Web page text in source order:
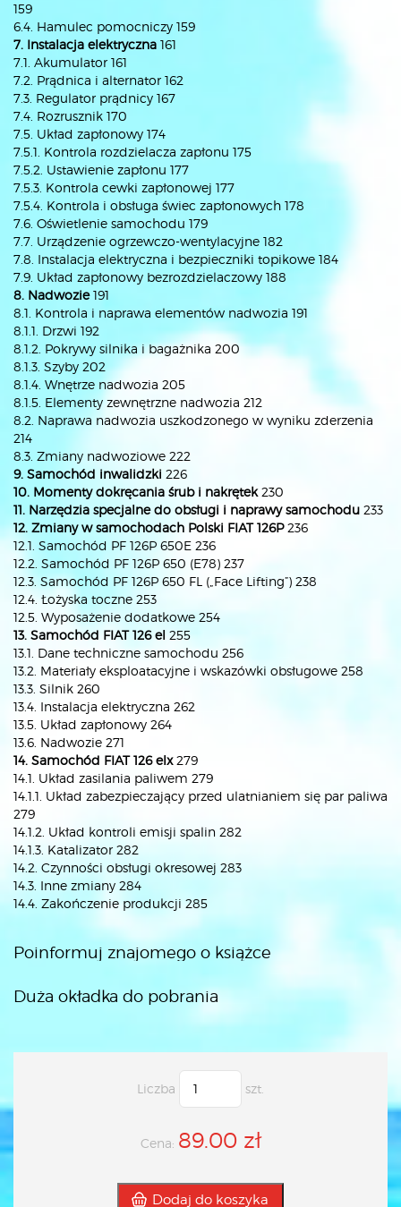
159
6.4. Hamulec pomocniczy 159
7. Instalacja elektryczna 161
7.1. Akumulator 161
7.2. Prądnica i alternator 162
7.3. Regulator prądnicy 167
7.4. Rozrusznik 170
7.5. Układ zapłonowy 174
7.5.1. Kontrola rozdzielacza zapłonu 175
7.5.2. Ustawienie zapłonu 177
7.5.3. Kontrola cewki zapłonowej 177
7.5.4. Kontrola i obsługa świec zapłonowych 178
7.6. Oświetlenie samochodu 179
7.7. Urządzenie ogrzewczo-wentylacyjne 182
7.8. Instalacja elektryczna i bezpieczniki topikowe 184
7.9. Układ zapłonowy bezrozdzielaczowy 188
8. Nadwozie191
8.1. Kontrola i naprawa elementów nadwozia 191
8.1.1. Drzwi 192
8.1.2. Pokrywy silnika i bagażnika 200
8.1.3. Szyby 202
8.1.4. Wnętrze nadwozia 205
8.1.5. Elementy zewnętrzne nadwozia 212
8.2. Naprawa nadwozia uszkodzonego w wyniku zderzenia
214
8.3. Zmiany nadwoziowe 222
9. Samochód inwalidzki 226
10. Momenty dokręcania śrub i nakrętek230
11. Narzędzia specjalne do obsługi i naprawy samochodu 233
12. Zmiany w samochodach Polski FIAT 126P236
12.1. Samochód PF 126P 650E 236
12.2. Samochód PF 126P 650 (E78) 237
12.3. Samochód PF 126P 650 FL („Face Lifting”) 238
12.4. Łożyska toczne 253
12.5. Wyposażenie dodatkowe 254
13. Samochód FIAT 126 el 255
13.1. Dane techniczne samochodu 256
13.2. Materiały eksploatacyjne i wskazówki obsługowe 258
13.3. Silnik 260
13.4. Instalacja elektryczna 262
13.5. Układ zapłonowy 264
13.6. Nadwozie 271
14. Samochód FIAT 126 elx279
14.1. Układ zasilania paliwem 279
14.1.1. Układ zabezpieczający przed ulatnianiem się par paliwa
279
14.1.2. Układ kontroli emisji spalin 282
14.1.3. Katalizator 282
14.2. Czynności obsługi okresowej 283
14.3. Inne zmiany 284
14.4. Zakończenie produkcji 285
Poinformuj znajomego o książce
Duża okładka do pobrania
Liczba szt.
Cena: 89.00 zł
Dodaj do koszyka